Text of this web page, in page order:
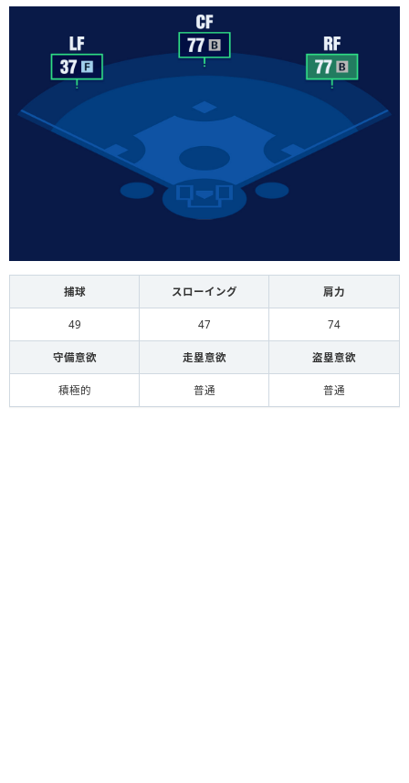
捕球 スローイング 肩力
49 47 74
守備意欲 走塁意欲 盗塁意欲
積極的 普通 普通